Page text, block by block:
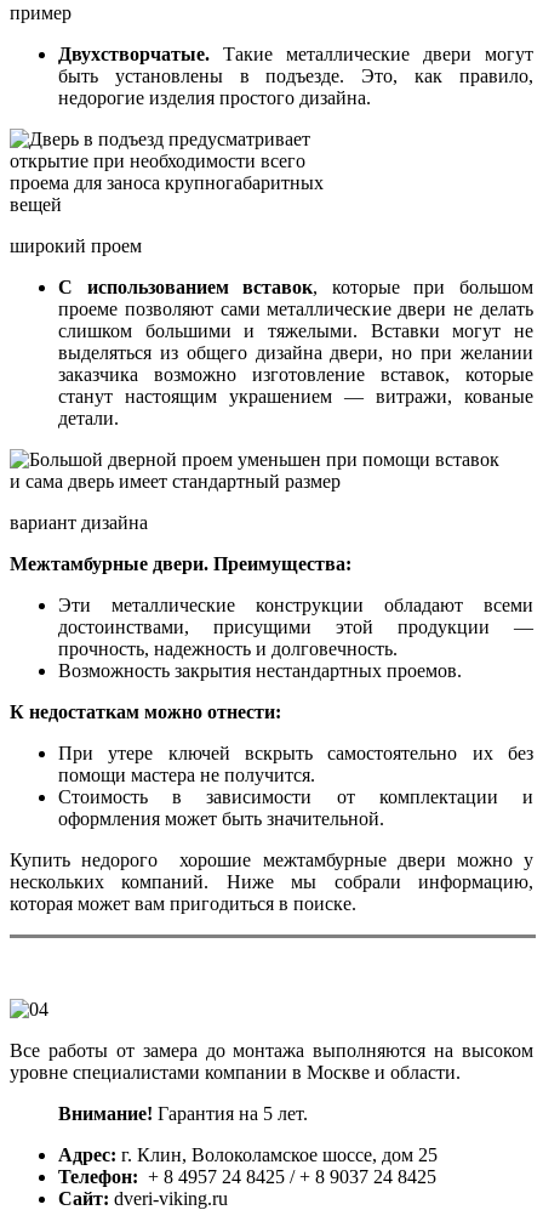
пример
Двухстворчатые. Такие металлические двери могут
быть установлены в подъезде. Это, как правило,
недорогие изделия простого дизайна.
широкий проем
С использованием вставок, которые при большом
проеме позволяют сами металлические двери не делать
слишком большими и тяжелыми. Вставки могут не
выделяться из общего дизайна двери, но при желании
заказчика возможно изготовление вставок, которые
станут настоящим украшением — витражи, кованые
детали.
вариант дизайна
Межтамбурные двери. Преимущества:
Эти металлические конструкции обладают всеми
достоинствами, присущими этой продукции —
прочность, надежность и долговечность.
Возможность закрытия нестандартных проемов.
К недостаткам можно отнести:
При утере ключей вскрыть самостоятельно их без
помощи мастера не получится.
Стоимость в зависимости от комплектации и
оформления может быть значительной.
Купить недорого хорошие межтамбурные двери можно у
нескольких компаний. Ниже мы собрали информацию,
которая может вам пригодиться в поиске.
Все работы от замера до монтажа выполняются на высоком
уровне специалистами компании в Москве и области.
Внимание! Гарантия на 5 лет.
Адрес: г. Клин, Волоколамское шоссе, дом 25
Телефон: + 8 4957 24 8425 / + 8 9037 24 8425
Сайт: dveri-viking.ru